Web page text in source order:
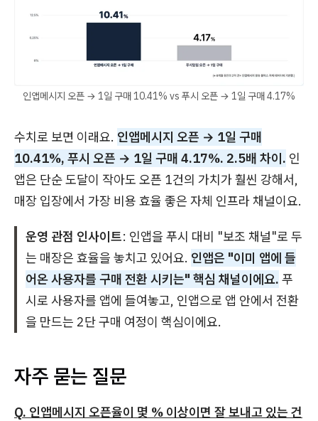
인앱메시지 오픈 → 1일 구매 10.41% vs 푸시 오픈 → 1일 구매 4.17%
수치로 보면 이래요. 인앱메시지 오픈 → 1일 구매
10.41%, 푸시 오픈 → 1일 구매 4.17%. 2.5배 차이. 인
앱은 단순 도달이 작아도 오픈 1건의 가치가 훨씬 강해서,
매장 입장에서 가장 비용 효율 좋은 자체 인프라 채널이요.
운영 관점 인사이트: 인앱을 푸시 대비 "보조 채널"로 두
는 매장은 효율을 놓치고 있어요. 인앱은 "이미 앱에 들
어온 사용자를 구매 전환 시키는" 핵심 채널이에요. 푸
시로 사용자를 앱에 들여놓고, 인앱으로 앱 안에서 전환
을 만드는 2단 구매 여정이 핵심이에요.
자주 묻는 질문
Q. 인앱메시지 오픈율이 몇 % 이상이면 잘 보내고 있는 건